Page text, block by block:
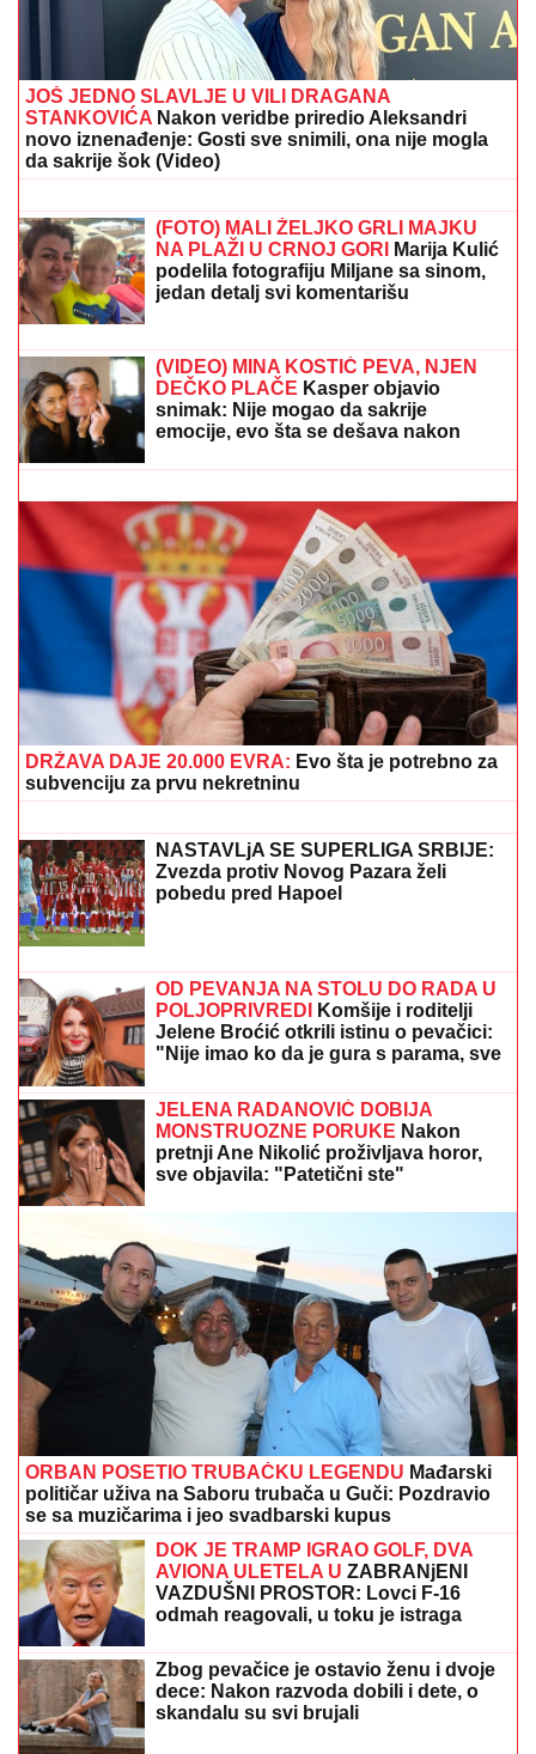
(FOTO) ANDRIJA MILOŠEVIĆ STAVIO PAPILOTNE U
Glumac objavio fotografiju iz frizerskog salona,
spreman za novu transformaciju
(VIDEO) ĐINA DŽINOVIĆ PALA NA
KOLENA ISPRED DRUGARICEĆerka
Harisa Džinovića u transu na Cecinom
koncertu, haljina sa prorezima
pokazala previše
SRBIJA NA UDARUPLjUSKOVA SA
GRMLjAVINOM Hitno se oglasio
RHMZ: Ovi delovi zemlje najugroženiji
JOŠ JEDNO SLAVLJE U VILI DRAGANA
STANKOVIĆANakon veridbe priredio Aleksandri
novo iznenađenje: Gosti sve snimili, ona nije mogla
da sakrije šok (Video)
VUKAO ŽENU ZA KOSU, PA JE
ŠTAPOM UDARIO DIREKTNO U
GLAVU!Jezivo nasilje u porodici:
Istrčala na ulicu u panici, nasilnik je
stigao, prolaznici sprečili katastrofu
(FOTO) MALI ŽELJKO GRLI MAJKU
podelila fotografiju Miljane sa sinom,
jedan detalj svi komentarišu
Nadica Zeljković više nije konobarica: Razmišlja da
uđe sa Kijom Kockar u rijaliti Elita 10
(VIDEO) MINA KOSTIĆ PEVA, NJEN
snimak: Nije mogao da sakrije
emocije, evo šta se dešava nakon
teškog perioda
MOTO GP:Španac ispred dvojca
Aprilije u Silverstounu
DRŽAVA DAJE 20.000 EVRA:Evo šta je potrebno za
subvenciju za prvu nekretninu